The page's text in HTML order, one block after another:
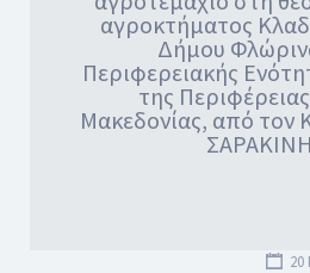
αγροκτήματος
Δήμου
Περιφερειακής
της
Μακεδονίας, από
20